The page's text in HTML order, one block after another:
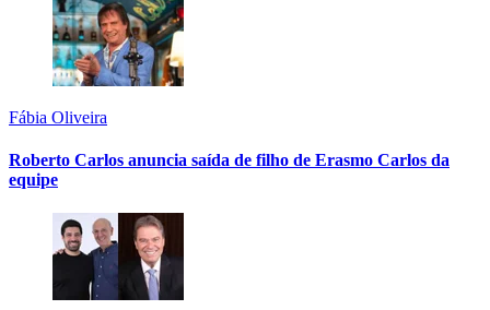
Fábia Oliveira
Roberto Carlos anuncia saída de filho de Erasmo Carlos da
equipe